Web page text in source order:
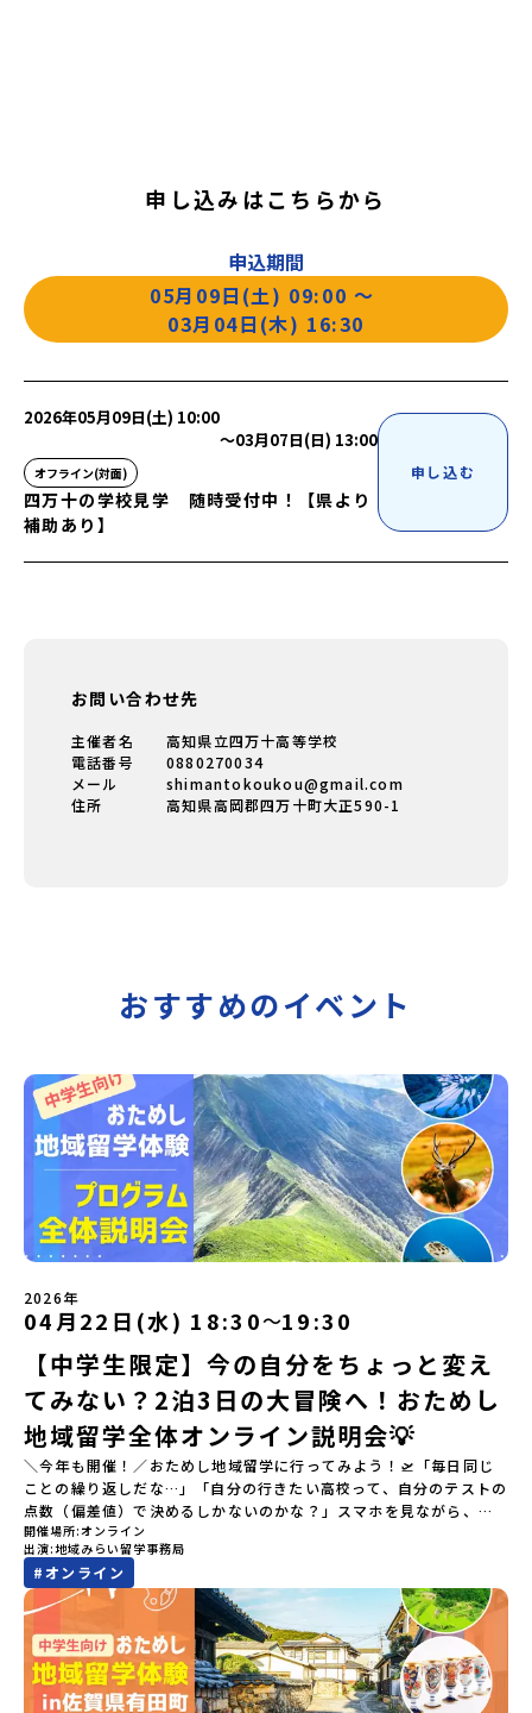
申し込みはこちらから
申込期間
05月09日(土) 09:00 〜
03月04日(木) 16:30
2026年05月09日(土) 10:00
〜03月07日(日) 13:00
オフライン(対面)
四万十の学校見学 随時受付中！【県より
補助あり】
申し込む
お問い合わせ先
主催者名
高知県立四万十高等学校
電話番号
0880270034
メール
shimantokoukou@gmail.com
住所
高知県高岡郡四万十町大正590-1
おすすめのイベント
2026年
04月22日(水) 18:30〜19:30
【中学生限定】今の自分をちょっと変え
てみない？2泊3日の大冒険へ！おためし
地域留学全体オンライン説明会💡
＼今年も開催！／おためし地域留学に行ってみよう！🛫「毎日同じ
ことの繰り返しだな…」「自分の行きたい高校って、自分のテストの
点数（偏差値）で決めるしかないのかな？」スマホを見ながら、進
路にモヤモヤしているそこのあなたへ！👀テストの点数ではなく、
あなたの「ワクワク（＝自分軸）」で進路を選ぶ。そんな新しい選
択肢が、「地域みらい留学」です。「でも、いきなり知らない土地
の高校に進学するなんて不安…」そんな人のために、2泊3日で気軽
にプチ体験できる【おためし地域留学】の魅力を凝縮したオンライ
ン説明会のアーカイブ（録画）を公開中です！✨＼🔥ここがすごい！
🔥／おためし地域留学 3つのワクワク🔥🔥 ①スマホじゃわからない
「圧倒的な感動」！教科書を読むだけじゃわからない、その地域な
開催場所 オンライン
出演 地域みらい留学事務局
#オンライン